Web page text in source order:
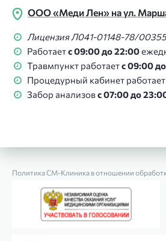
ООО «Меди Лен» на ул.
Лицензия Л041-01148-78/
Работаетс 09:00 до 22:00
Травмпункт работаетс 09:00
Процедурный кабинет работает
Забор анализовс 07:00 до
Политика СМ‑Клиника в отношении